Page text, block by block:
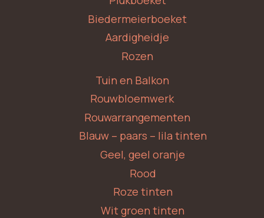
Biedermeierboeket
Aardigheidje
Rozen
Tuin en Balkon
Rouwbloemwerk
Rouwarrangementen
Blauw – paars – lila tinten
Geel, geel oranje
Rood
Roze tinten
Wit groen tinten